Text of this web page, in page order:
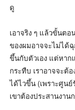
ดู
เอาจริง ๆ แล้วขั้นต
ของผมอาจจะไม่ได้
ขึ้นกับตัวเอง แต่หาก
กระทืบ เราอาจจะต้
ได้ไวขึ้น (เพราะศูนย์
เขาต้องประสานงาน